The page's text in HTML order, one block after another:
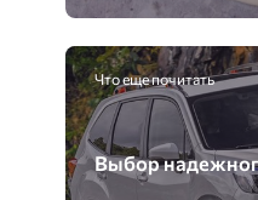
Что еще почитать
Выбор